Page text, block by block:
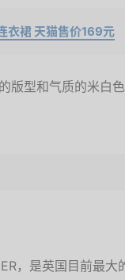
衣裙 天猫售价169元
版型和气质的米白
，是英国目前最